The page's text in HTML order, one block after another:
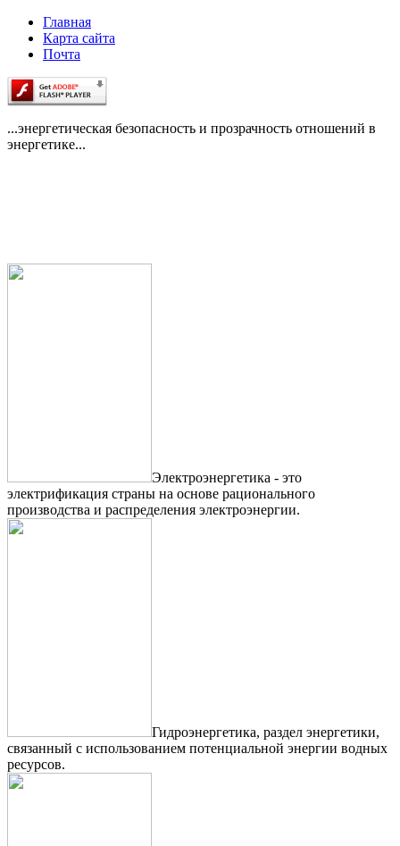
Главная
Карта сайта
Почта
...энергетическая безопасность и прозрачность отношений в
энергетике...
Электроэнергетика - это
электрификация страны на основе рационального
производства и распределения электроэнергии.
Гидроэнергетика, раздел энергетики,
связанный с использованием потенциальной энергии водных
ресурсов.